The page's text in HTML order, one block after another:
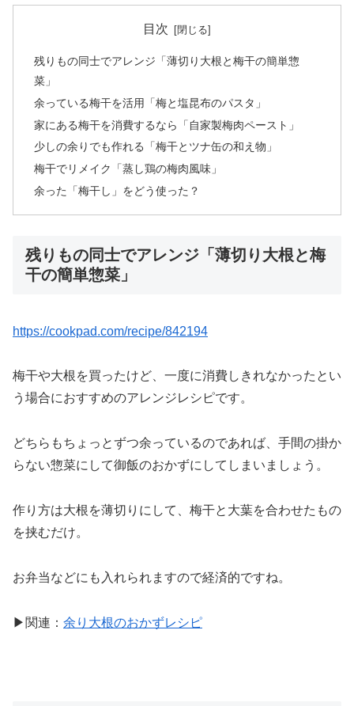
目次
残りもの同士でアレンジ「薄切り大根と梅干の簡単惣
菜」
余っている梅干を活用「梅と塩昆布のパスタ」
家にある梅干を消費するなら「自家製梅肉ペースト」
少しの余りでも作れる「梅干とツナ缶の和え物」
梅干でリメイク「蒸し鶏の梅肉風味」
余った「梅干し」をどう使った？
残りもの同士でアレンジ「薄切り大根と梅
干の簡単惣菜」
https://cookpad.com/recipe/842194
梅干や大根を買ったけど、一度に消費しきれなかったとい
う場合におすすめのアレンジレシピです。
どちらもちょっとずつ余っているのであれば、手間の掛か
らない惣菜にして御飯のおかずにしてしまいましょう。
作り方は大根を薄切りにして、梅干と大葉を合わせたもの
を挟むだけ。
お弁当などにも入れられますので経済的ですね。
▶関連： 余り大根のおかずレシピ